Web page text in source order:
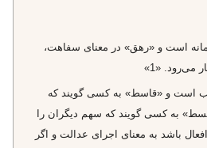
است و «رهق» در معناى سفاهت،
مى‌رود. «1»
است و «قاسط» به كسى گويند كه
به كسى گويند كه سهم ديگران را
باشد به معناى اجراى عدالت و اگر